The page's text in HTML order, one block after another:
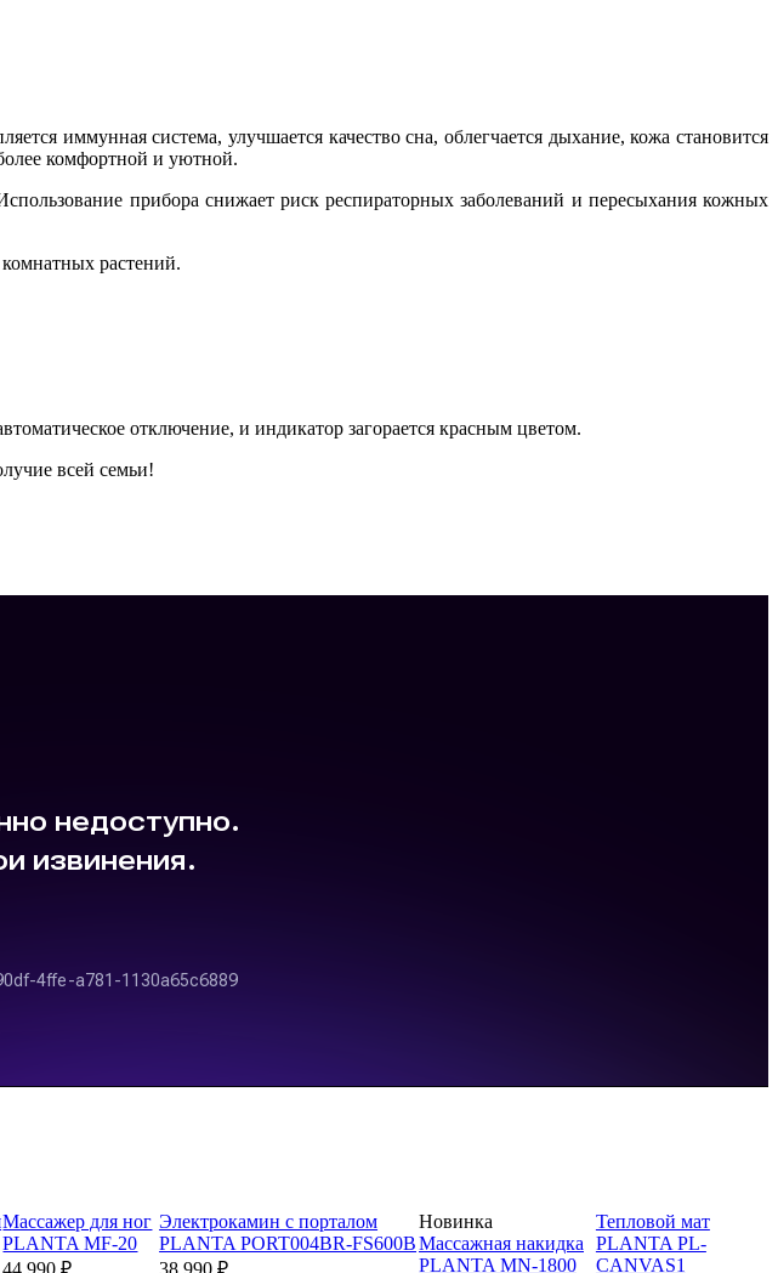
иммунная система, улучшается качество сна, облегчается дыхание, кожа становится
комфортной и уютной.
прибора снижает риск респираторных заболеваний и пересыхания кожных
растений.
отключение, и индикатор загорается красным цветом.
всей семьи!
Массажер для ног
PLANTA MF-20
Электрокамин с порталом
PLANTA PORT004BR-FS600B
Новинка
Массажная накидка
PLANTA MN-1800
Тепловой мат
PLANTA PL-
CANVAS1